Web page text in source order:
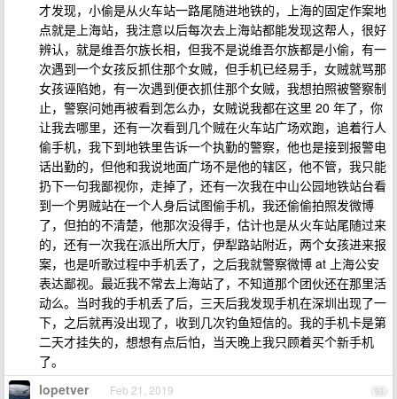
才发现，小偷是从火车站一路尾随进地铁的，上海的固定作案地
点就是上海站，我注意以后每次去上海站都能发现这帮人，很好
辨认，就是维吾尔族长相，但我不是说维吾尔族都是小偷，有一
次遇到一个女孩反抓住那个女贼，但手机已经易手，女贼就骂那
女孩诬陷她，有一次遇到便衣抓住那个女贼，我想拍照被警察制
止，警察问她再被看到怎么办，女贼说我都在这里 20 年了，你
让我去哪里，还有一次看到几个贼在火车站广场欢跑，追着行人
偷手机，我下到地铁里告诉一个执勤的警察，他也是接到报警电
话出勤的，但他和我说地面广场不是他的辖区，他不管，我只能
扔下一句我鄙视你，走掉了，还有一次我在中山公园地铁站台看
到一个男贼站在一个人身后试图偷手机，我还偷偷拍照发微博
了，但拍的不清楚，他那次没得手，估计也是从火车站尾随过来
的，还有一次我在派出所大厅，伊犁路站附近，两个女孩进来报
案，也是听歌过程中手机丢了，之后我就警察微博 at 上海公安
表达鄙视。最近我不常去上海站了，不知道那个团伙还在那里活
动么。当时我的手机丢了后，三天后我发现手机在深圳出现了一
下，之后就再没出现了，收到几次钓鱼短信的。我的手机卡是第
二天才挂失的，想想有点后怕，当天晚上我只顾着买个新手机
了。
93
lopetver Feb 21, 2019